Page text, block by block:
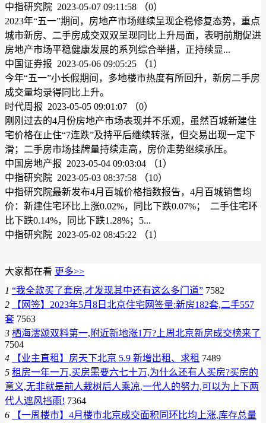
中指研究院 2023-05-07 09:11:58
（0）
2023年“五一”期间，房地产市场继续呈现企稳修复态势，重点
城市新房、二手房成交双双呈现同比上升局面，表明前期促进
房地产市场平稳健康发展的系列综合举措，正持续显...
中国证券报 2023-05-06 09:05:25
（1）
今年“五一”小长假期间，多地楼市热度有所回升，新房二手房
成交量均录得同比上升。
时代周报 2023-05-05 09:01:07
（0）
刚刚过去的4月份房地产市场表现并不乐观，虽然百城新建住
宅价格在止住“7连跌”及持平后继续转涨，但交易出现一定下
滑；二手房市场挂牌量持续走高，房价走势继续承压。
中国房地产报 2023-05-04 09:03:04
（1）
中指研究院 2023-05-03 08:37:58
（10）
中指研究院最新发布4月百城价格指数报告，4月百城销售均
价：新建住宅环比上涨0.02%，同比下跌0.07%； 二手住宅环
比下跌0.14%，同比下跌1.28%；5...
中指研究院 2023-05-02 08:45:22
（1）
大家都在看 更多>>
1 “我全款买了套房,才发现其中还有这么多门道” 7582
2
【网签】2023年5月8日北京住宅网签量:新房182套,二手557
套 7563
3 栖海澐颂双料第一,附近新地涨1万?上周北京新房成交榜来了
7504
4
【业主直租】房天下北京 5.9 新增出租、求租 7489
5 租房一年一万,买房需要六七十万,为什么还有人买房?买房的
意义,无非就是前人栽树后人乘凉,一代人的努力,可以为上下两
代人遮风挡雨! 7364
6
【一周楼市】4月楼市北京成交面积同环比均上涨,库存总量